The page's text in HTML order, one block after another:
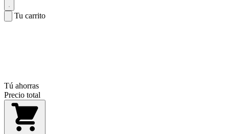
Tu carrito
Tú ahorras
Precio total